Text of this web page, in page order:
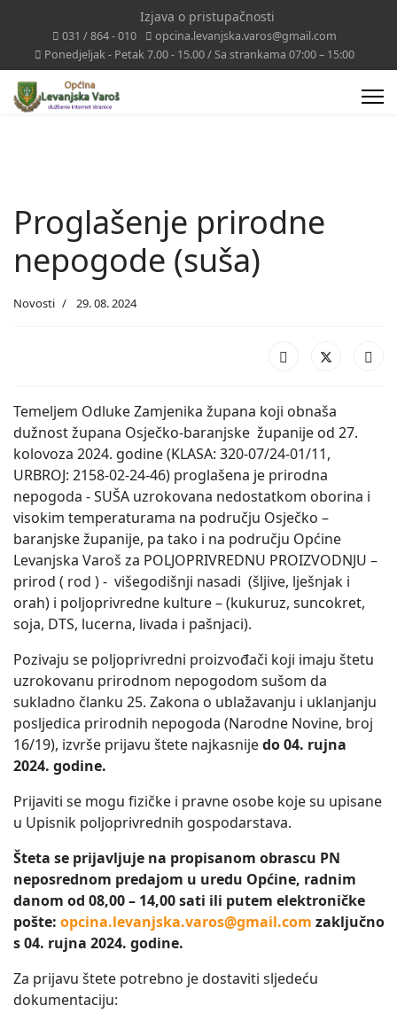
Izjava o pristupačnosti
031 / 864 - 010
opcina.levanjska.varos@gmail.com
Ponedjeljak - Petak 7.00 - 15.00 / Sa strankama 07:00 – 15:00
Proglašenje prirodne
nepogode (suša)
Novosti 29. 08. 2024
Temeljem Odluke Zamjenika župana koji obnaša
dužnost župana Osječko-baranjske županije od 27.
kolovoza 2024. godine (KLASA: 320-07/24-01/11,
URBROJ: 2158-02-24-46) proglašena je prirodna
nepogoda - SUŠA uzrokovana nedostatkom oborina i
visokim temperaturama na području Osječko –
baranjske županije, pa tako i na području Općine
Levanjska Varoš za POLJOPRIVREDNU PROIZVODNJU –
prirod ( rod ) - višegodišnji nasadi (šljive, lješnjak i
orah) i poljoprivredne kulture – (kukuruz, suncokret,
soja, DTS, lucerna, livada i pašnjaci).
Pozivaju se poljoprivredni proizvođači koji imaju štetu
uzrokovanu prirodnom nepogodom sušom da
sukladno članku 25. Zakona o ublažavanju i uklanjanju
posljedica prirodnih nepogoda (Narodne Novine, broj
16/19), izvrše prijavu štete najkasnijedo 04. rujna
2024. godine.
Prijaviti se mogu fizičke i pravne osobe koje su upisane
u Upisnik poljoprivrednih gospodarstava.
Šteta se prijavljuje na propisanom obrascu PN
neposrednom predajom u uredu Općine, radnim
danom od 08,00 – 14,00 sati ili putem elektroničke
pošte: opcina.levanjska.varos@gmail.com zaključno
s 04. rujna 2024. godine.
Za prijavu štete potrebno je dostaviti sljedeću
dokumentaciju: